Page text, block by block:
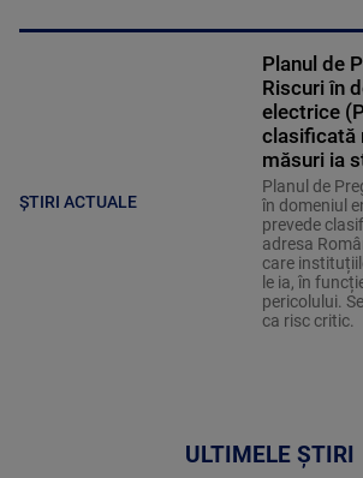
ȘTIRI ACTUALE
Planul de
Riscuri în
electrice
clasificată
măsuri ia
Planul de
în domeniul
prevede
adresa
care
le ia, în
pericolului.
ca risc critic.
ULTIMELE ȘTIRI